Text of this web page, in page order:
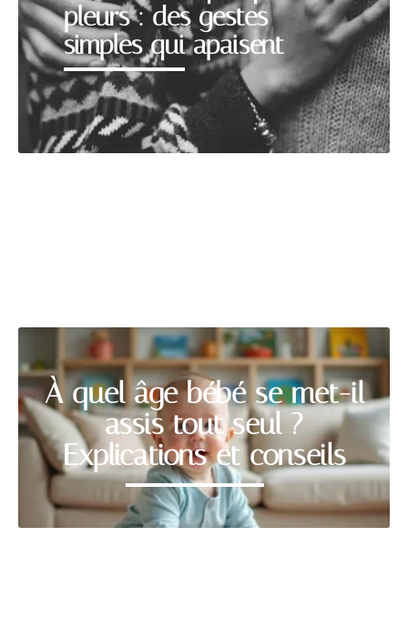
pleurs : des gestes
simples qui apaisent
À quel âge bébé se met-il
assis tout seul ?
Explications et conseils